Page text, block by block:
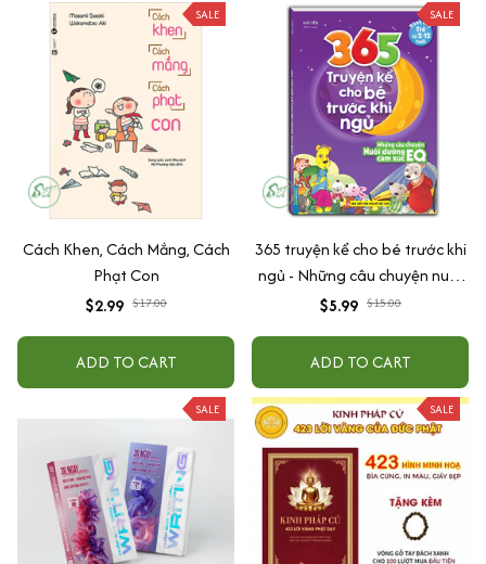
SALE
Cách Khen, Cách Mắng, Cách
Phạt Con
$2.99 $17.00
ADD TO CART
SALE
365 truyện kể cho bé trước khi
ngủ - Những câu chuyện nuôi
dưỡng cảm xúc EQ (2-12 tuổi)
$5.99 $15.00
ADD TO CART
SALE SALE